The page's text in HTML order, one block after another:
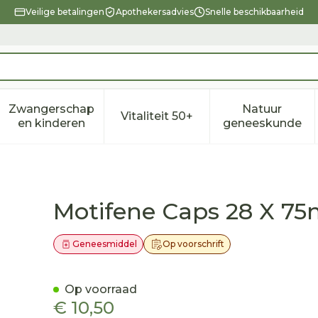
Veilige betalingen Apothekersadvies Snelle beschikbaarheid
verzorging en hygiëne categorie
voor Dieet, voeding en vitamines categorie
Zwangerschap
en kinderenToon submenu voor Zwangerschap en
Vitaliteit 50+Toon submenu voor
Natuur
geneeskunde
Toon
Motifene Caps 28 X
Op voorschrift
Geneesmiddel
€ 10,50
Op voorraad